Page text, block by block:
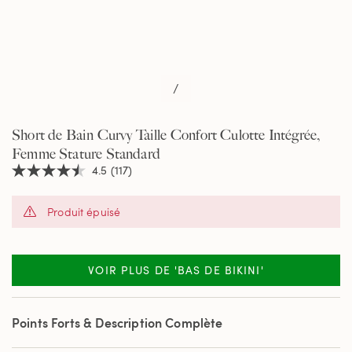
/
Short de Bain Curvy Taille Confort Culotte Intégrée,
Femme Stature Standard
4.5
la
Read
117
Lien
4.5 (117)
Produit épuisé
VOIR PLUS DE 'BAS DE BIKINI'
Points Forts & Description Complète